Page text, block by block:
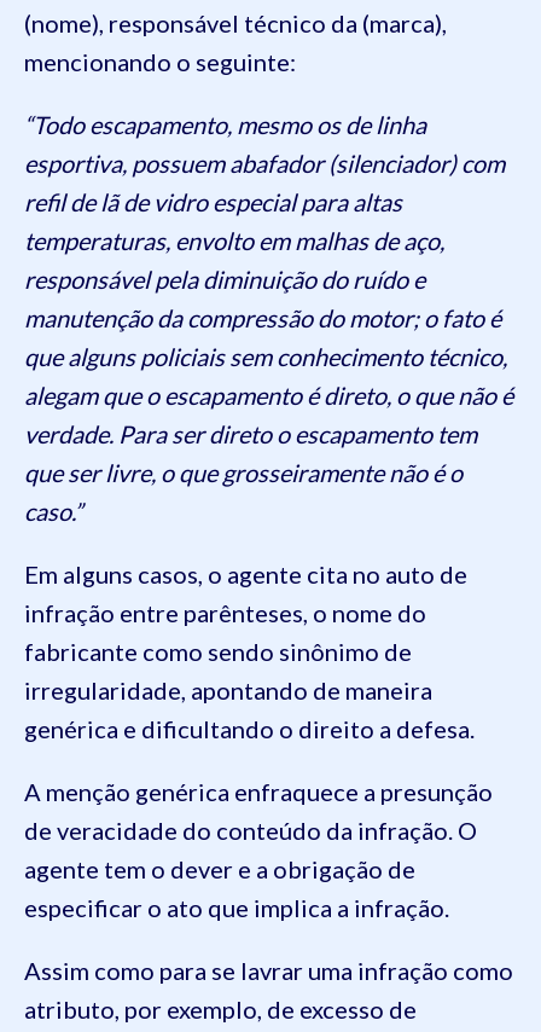
(nome), responsável técnico da (marca),
mencionando o seguinte:
“Todo escapamento, mesmo os de linha
esportiva, possuem abafador (silenciador) com
refil de lã de vidro especial para altas
temperaturas, envolto em malhas de aço,
responsável pela diminuição do ruído e
manutenção da compressão do motor; o fato é
que alguns policiais sem conhecimento técnico,
alegam que o escapamento é direto, o que não é
verdade. Para ser direto o escapamento tem
que ser livre, o que grosseiramente não é o
caso.”
Em alguns casos, o agente cita no auto de
infração entre parênteses, o nome do
fabricante como sendo sinônimo de
irregularidade, apontando de maneira
genérica e dificultando o direito a defesa.
A menção genérica enfraquece a presunção
de veracidade do conteúdo da infração. O
agente tem o dever e a obrigação de
especificar o ato que implica a infração.
Assim como para se lavrar uma infração como
atributo, por exemplo, de excesso de